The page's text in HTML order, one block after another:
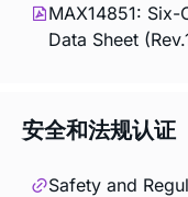
MAX14851:
Data Sheet
安全和法规认证
Safety and